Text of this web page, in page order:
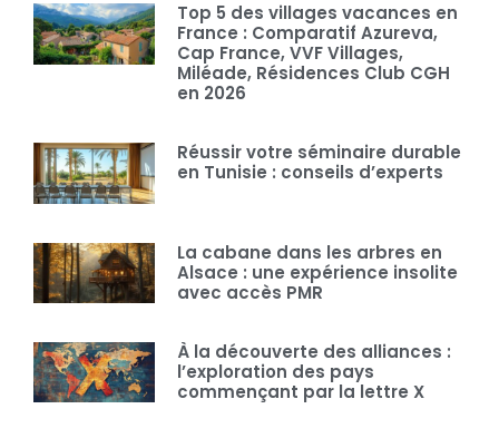
Top 5 des villages vacances en
France : Comparatif Azureva,
Cap France, VVF Villages,
Miléade, Résidences Club CGH
en 2026
Réussir votre séminaire durable
en Tunisie : conseils d’experts
La cabane dans les arbres en
Alsace : une expérience insolite
avec accès PMR
À la découverte des alliances :
l’exploration des pays
commençant par la lettre X